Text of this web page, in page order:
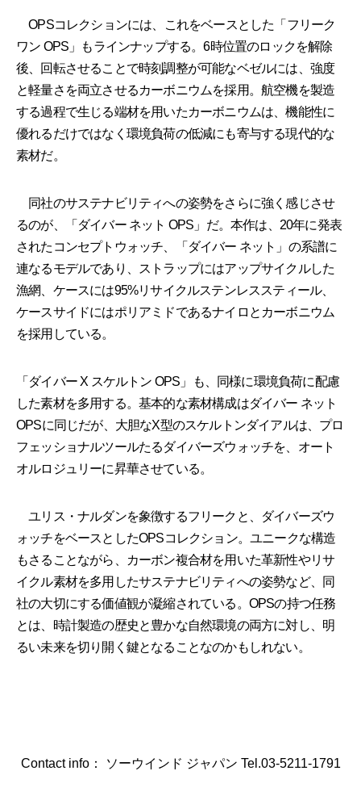
OPSコレクションには、これをベースとした「フリーク
ワン OPS」もラインナップする。6時位置のロックを解除
後、回転させることで時刻調整が可能なベゼルには、強度
と軽量さを両立させるカーボニウムを採用。航空機を製造
する過程で生じる端材を用いたカーボニウムは、機能性に
優れるだけではなく環境負荷の低減にも寄与する現代的な
素材だ。
同社のサステナビリティへの姿勢をさらに強く感じさせ
るのが、「ダイバー ネット OPS」だ。本作は、20年に発表
されたコンセプトウォッチ、「ダイバー ネット」の系譜に
連なるモデルであり、ストラップにはアップサイクルした
漁網、ケースには95%リサイクルステンレススティール、
ケースサイドにはポリアミドであるナイロとカーボニウム
を採用している。
「ダイバー X スケルトン OPS」も、同様に環境負荷に配慮
した素材を多用する。基本的な素材構成はダイバー ネット
OPSに同じだが、大胆なX型のスケルトンダイアルは、プロ
フェッショナルツールたるダイバーズウォッチを、オート
オルロジュリーに昇華させている。
ユリス・ナルダンを象徴するフリークと、ダイバーズウ
ォッチをベースとしたOPSコレクション。ユニークな構造
もさることながら、カーボン複合材を用いた革新性やリサ
イクル素材を多用したサステナビリティへの姿勢など、同
社の大切にする価値観が凝縮されている。OPSの持つ任務
とは、時計製造の歴史と豊かな自然環境の両方に対し、明
るい未来を切り開く鍵となることなのかもしれない。
Contact info： ソーウインド ジャパン Tel.03-5211-1791